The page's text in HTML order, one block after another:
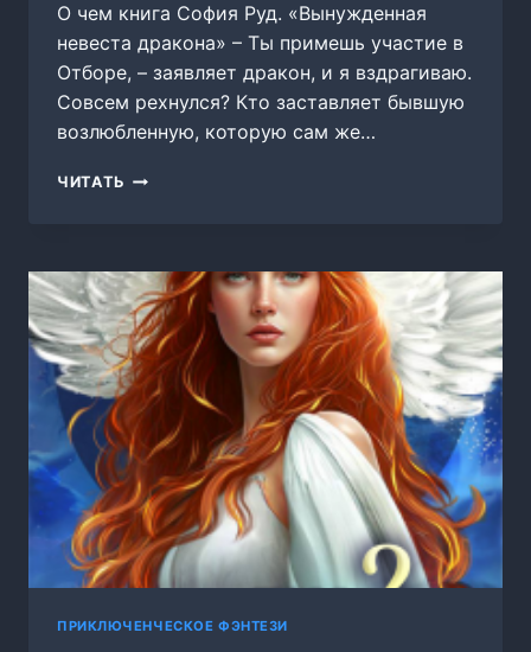
О чем книга София Руд. «Вынужденная
невеста дракона» – Ты примешь участие в
Отборе, – заявляет дракон, и я вздрагиваю.
Совсем рехнулся? Кто заставляет бывшую
возлюбленную, которую сам же…
ЧИТАТЬ ВЫНУЖДЕННАЯ
ПРИКЛЮЧЕНЧЕСКОЕ ФЭНТЕЗИ